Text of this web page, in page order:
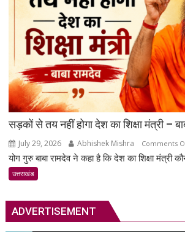
सड़कों से तय नहीं होगा देश का शिक्षा मंत्री –
July 29, 2026 Abhishek Mishra Comments
योग गुरु बाबा रामदेव ने कहा है कि देश का शिक्षा मंत्री
उत्तराखंड
ADVERTISEMENT